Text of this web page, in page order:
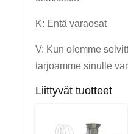
K: Entä varaosat
V: Kun olemme
tarjoamme sinulle
Liittyvät tuotteet